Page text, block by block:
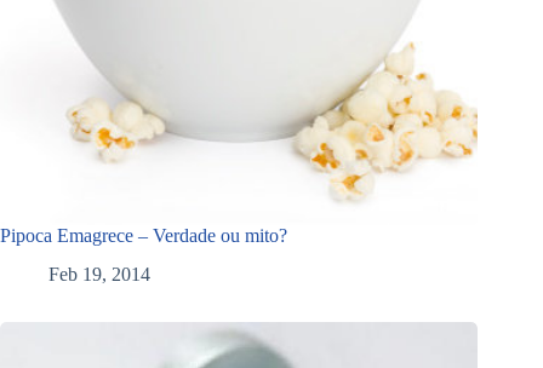
Pipoca Emagrece – Verdade ou mito?
Feb 19, 2014